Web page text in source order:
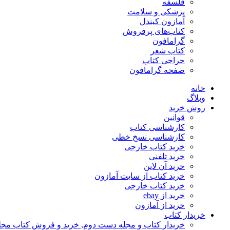
فلسفه
پزشکی و سلامت
آمازون کیندل
کتاب‌های پرفروش
گرامافون
کتاب شعر
حراجی کتاب
صفحه گرامافون
خانه
وبلاگ
روش خرید
قوانین
کارشناسی کتاب
کارشناسی نسخ خطی
خرید کتاب خارجی
خرید تلفنی
خرید آن لاین
خرید کتاب از سایت آمازون
خرید کتاب خارجی
خرید از ebay
خرید از آمازون
خریدار کتاب
خریدار کتاب و مجله دست دوم, خرید و فروش کتاب